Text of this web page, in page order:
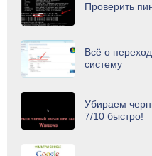
Проверить
Всё о
систему
Убираем
7/10 быстро!